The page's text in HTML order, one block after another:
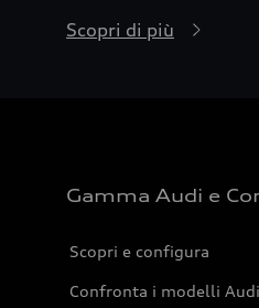
Scopri di più
Gamma Audi e
Scopri e configura
Confronta i modelli Audi